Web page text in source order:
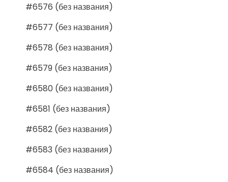
#6576 (без названия)
#6577 (без названия)
#6578 (без названия)
#6579 (без названия)
#6580 (без названия)
#6581 (без названия)
#6582 (без названия)
#6583 (без названия)
#6584 (без названия)